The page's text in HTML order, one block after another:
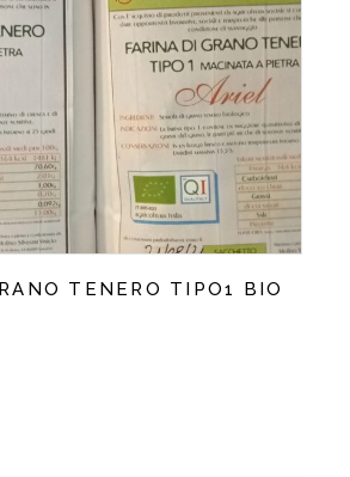
TENERO TIPO1 BIO